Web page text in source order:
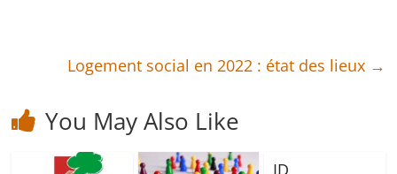
Logement social en 2022 : état des lieux →
You May Also Like